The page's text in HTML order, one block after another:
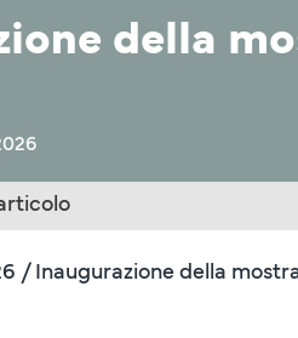
della
/ Inaugurazione della